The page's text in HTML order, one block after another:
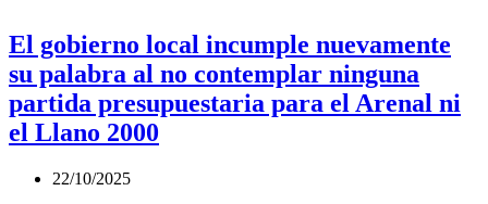
El gobierno local incumple nuevamente
su palabra al no contemplar ninguna
partida presupuestaria para el Arenal ni
el Llano 2000
22/10/2025